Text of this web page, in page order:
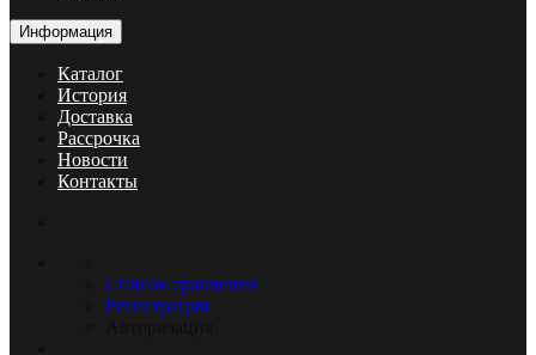
Информация
Каталог
История
Доставка
Рассрочка
Новости
Контакты
Список сравнения
Регистрация